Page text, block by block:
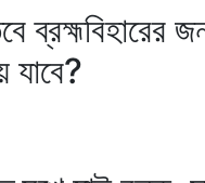
ব্রহ্মবিহারের
যাবে?